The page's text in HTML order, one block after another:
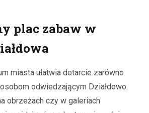
plac zabaw w
miasta ułatwia dotarcie zarówno
odwiedzającym Działdowo.
obrzeżach czy w galeriach